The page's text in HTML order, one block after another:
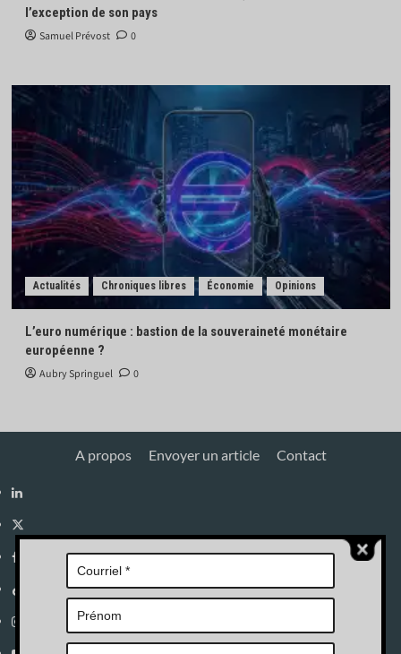
l’exception de son pays
Samuel Prévost 0
Actualités Chroniques libres Économie Opinions
L’euro numérique : bastion de la souveraineté monétaire
européenne ?
Aubry Springuel 0
A propos Envoyer un article Contact
Linkedin
X
Facebook
Tik
Tok
Instagram